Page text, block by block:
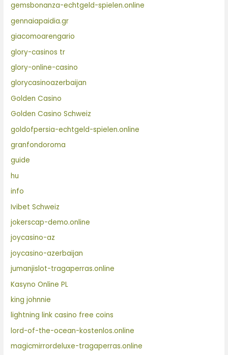
gemsbonanza-echtgeld-spielen.online
gennaiapaidia.gr
giacomoarengario
glory-casinos tr
glory-online-casino
glorycasinoazerbaijan
Golden Casino
Golden Casino Schweiz
goldofpersia-echtgeld-spielen.online
granfondoroma
guide
hu
info
Ivibet Schweiz
jokerscap-demo.online
joycasino-az
joycasino-azerbaijan
jumanjislot-tragaperras.online
Kasyno Online PL
king johnnie
lightning link casino free coins
lord-of-the-ocean-kostenlos.online
magicmirrordeluxe-tragaperras.online